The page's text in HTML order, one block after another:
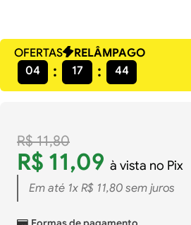
OFERTAS
RELÂMPAGO
04
17 44
R$ 11,80
R$ 11,09 à vista no Pix
Em até 1x R$ 11,80sem juros